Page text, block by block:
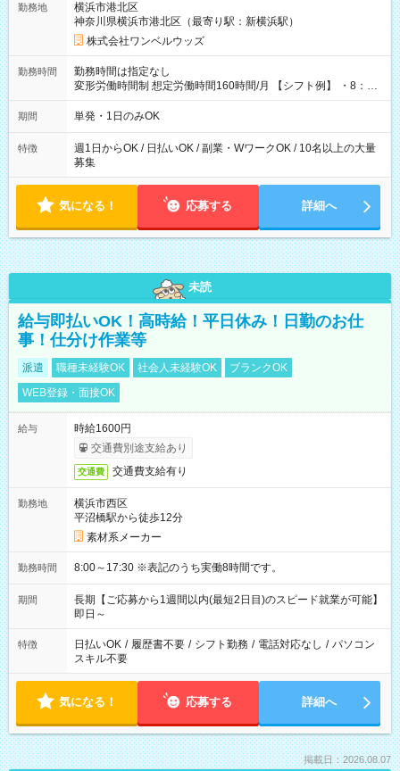
勤務地
横浜市港北区
神奈川県横浜市港北区（最寄り駅：新横浜駅）
株式会社ワンベルウッズ
勤務時間
勤務時間は指定なし
変形労働時間制 想定労働時間160時間/月 【シフト例】 ・8：00
～21：00
期間 単発・1日のみOK
特徴
週1日からOK / 日払いOK / 副業・WワークOK / 10名以上の大量
募集
気になる！ 応募する 詳細へ
未読
給与即払いOK！高時給！平日休み！日勤のお仕
事！仕分け作業等
派遣 職種未経験OK 社会人未経験OK
ブランクOK
WEB登録・面接OK
給与
時給1600円
交通費別途支給あり
交通費 交通費支給有り
勤務地
横浜市西区
平沼橋駅から徒歩12分
素材系メーカー
勤務時間 8:00～17:30 ※表記のうち実働8時間です。
期間
長期【ご応募から1週間以内(最短2日目)のスピード就業が可能】
即日～
特徴 日払いOK / 履歴書不要 / シフト勤務 / 電話対応なし / パソコン
スキル不要
気になる！ 応募する 詳細へ
掲載日：2026.08.07